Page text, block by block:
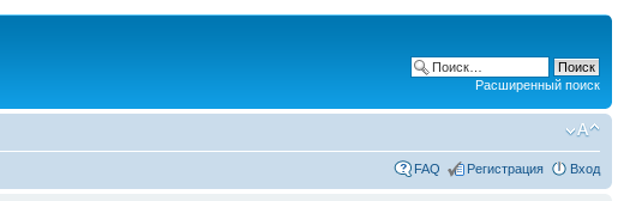
Расширенный поиск
FAQ Регистрация Вход